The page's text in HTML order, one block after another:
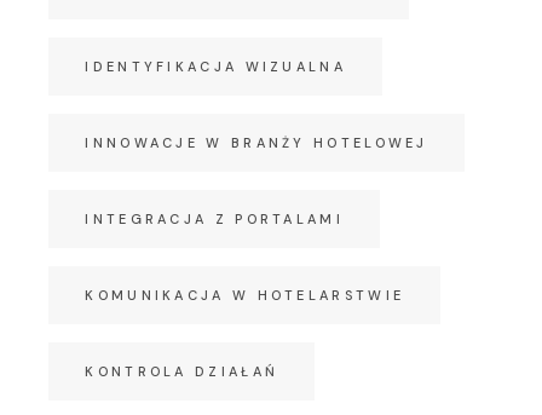
IDENTYFIKACJA WIZUALNA
INNOWACJE W BRANŻY HOTELOWEJ
INTEGRACJA Z PORTALAMI
KOMUNIKACJA W HOTELARSTWIE
KONTROLA DZIAŁAŃ